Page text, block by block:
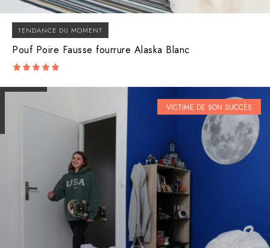
TENDANCE DU MOMENT
Pouf Poire Fausse fourrure Alaska Blanc
out of 5
VICTIME DE SON SUCCÈS